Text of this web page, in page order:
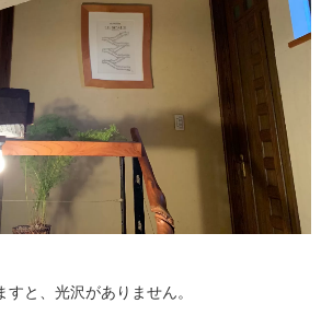
と、光沢がありません。